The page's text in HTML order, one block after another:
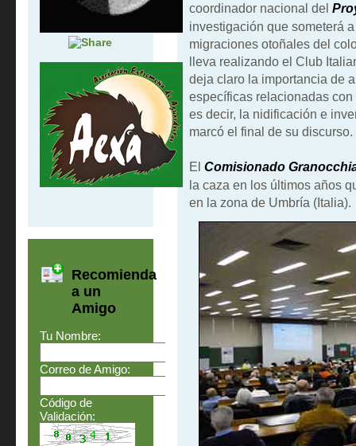
Recomienda
a un
Amigo
Tu Nombre:
Correo de Amigo:
Código de
Validación:
coordinador nacional del
investigación que someterá
migraciones otoñales del
lleva realizando el Club
deja claro la importancia de
específicas relacionadas
es decir, la nidificación e
marcó el final de su discurso.
El Comisionado
la caza en los últimos años
en la zona de Umbría (Italia).